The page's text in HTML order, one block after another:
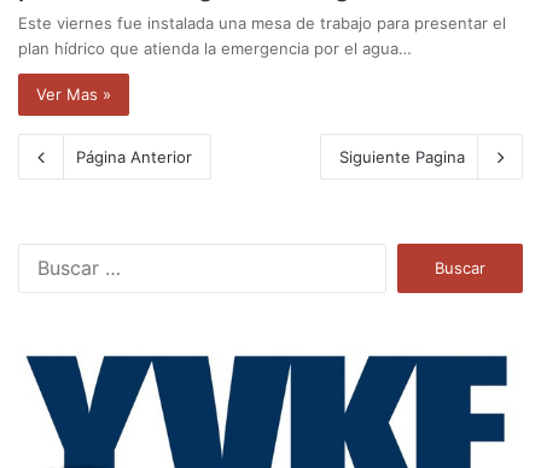
Este viernes fue instalada una mesa de trabajo para presentar el
plan hídrico que atienda la emergencia por el agua…
Ver Mas »
Página Anterior Siguiente Pagina
a